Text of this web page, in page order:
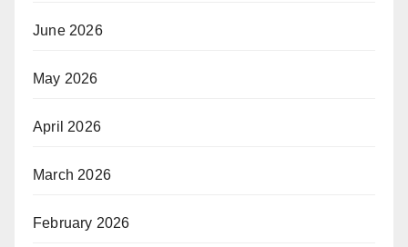
June 2026
May 2026
April 2026
March 2026
February 2026